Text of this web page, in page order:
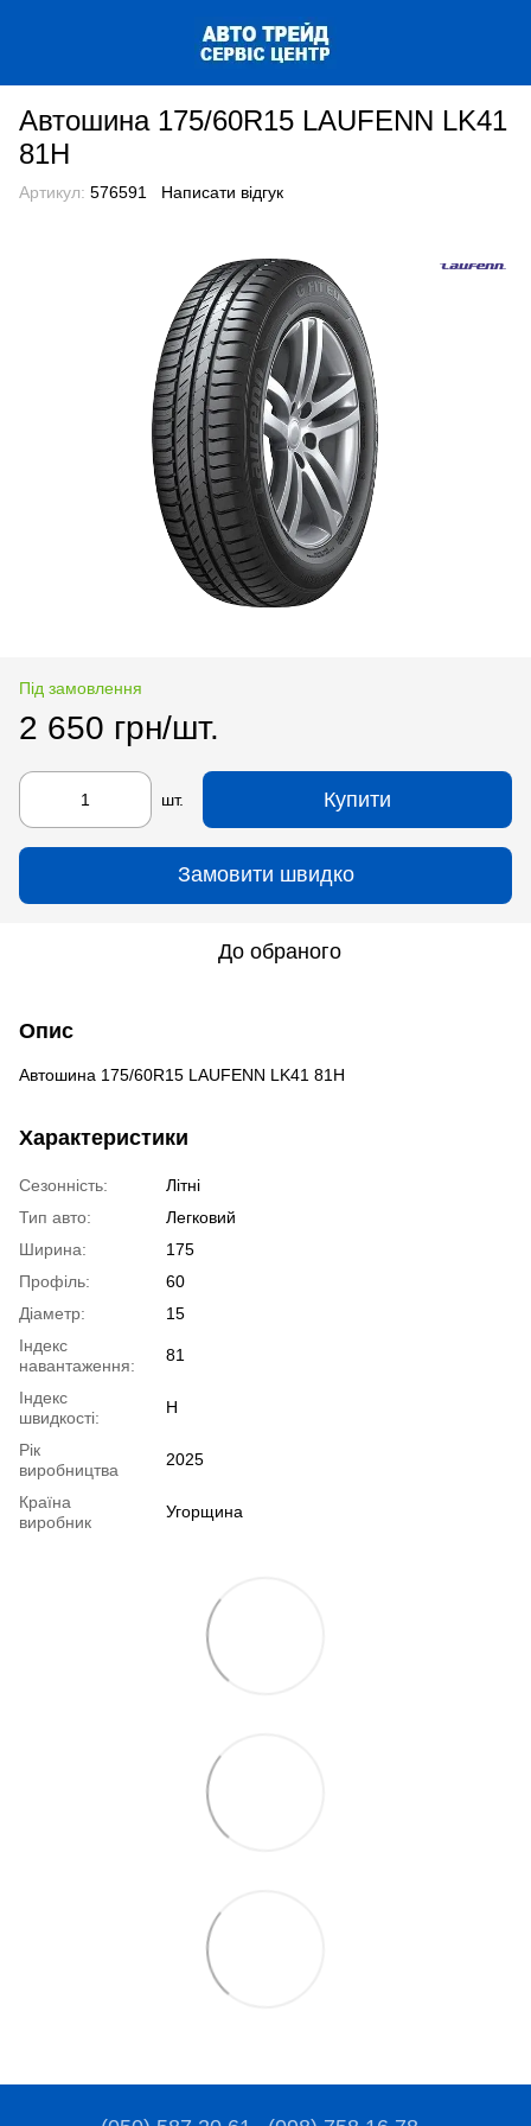
Автошина 175/60R15 LAUFENN LK41
81H
Артикул: 576591 Написати відгук
Під замовлення
2 650 грн/шт.
шт. Купити
Замовити швидко
До обраного
Опис
Автошина 175/60R15 LAUFENN LK41 81H
Характеристики
Сезонність:
Літні
Тип авто:
Легковий
Ширина:
175
Профіль:
60
Діаметр:
15
Індекс
навантаження:
81
Індекс
швидкості:
H
Рік
виробництва
2025
Країна
виробник
Угорщина